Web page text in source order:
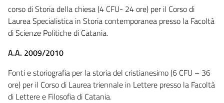
corso di Storia della chiesa (4 CFU- 24 ore) per il Corso di
Laurea Specialistica in Storia contemporanea presso la Facoltà
di Scienze Politiche di Catania.
A.A. 2009/2010
Fonti e storiografia per la storia del cristianesimo (6 CFU – 36
ore) per il Corso di Laurea triennale in Lettere presso la Facoltà
di Lettere e Filosofia di Catania.